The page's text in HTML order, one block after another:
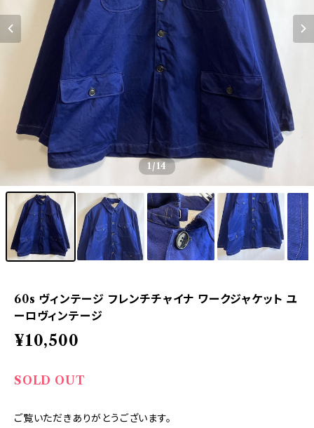
1/14
60s ヴィンテージ フレンチチャイナ ワークジャケット ユ
ーロヴィンテージ
¥10,500
SOLD OUT
ご覧いただきありがとうございます。